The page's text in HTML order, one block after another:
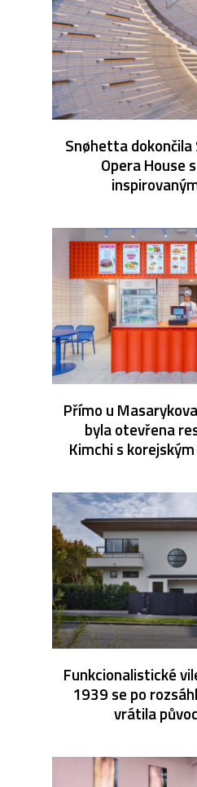
Snøhetta dokončila
Opera House
Přímo u
byla otevřena
Kimchi s
Funkcionalistické
1939 se po
vrátila